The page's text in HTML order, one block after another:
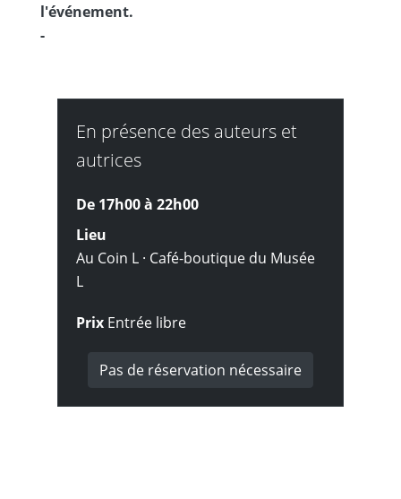
l'événement.
-
En présence des auteurs et
autrices
De 17h00 à 22h00
Lieu
Au Coin L · Café-boutique du Musée
L
Prix Entrée libre
Pas de réservation nécessaire